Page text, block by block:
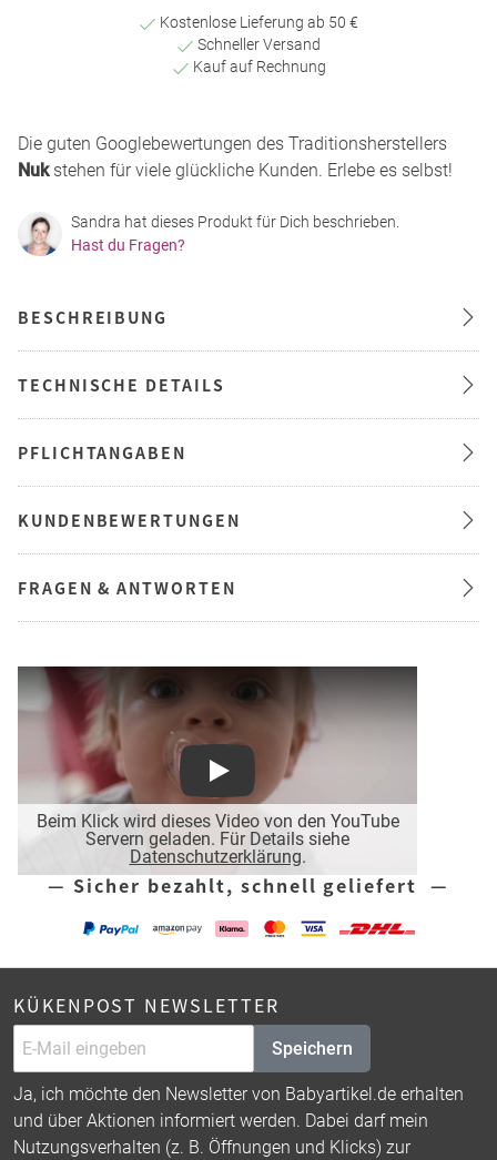
Kostenlose Lieferung ab 50 €
Schneller Versand
Kauf auf Rechnung
Die guten Googlebewertungen des Traditionsherstellers
Nukstehen für viele glückliche Kunden. Erlebe es selbst!
Sandra hat dieses Produkt für Dich beschrieben.
Hast du Fragen?
BESCHREIBUNG
TECHNISCHE DETAILS
PFLICHTANGABEN
KUNDENBEWERTUNGEN
FRAGEN & ANTWORTEN
Beim Klick wird dieses Video von den YouTube
Servern geladen. Für Details siehe
Datenschutzerklärung.
Play
— Sicher bezahlt, schnell geliefert —
KÜKENPOST NEWSLETTER
Speichern
Ja, ich möchte den Newsletter von Babyartikel.de erhalten
und über Aktionen informiert werden. Dabei darf mein
Nutzungsverhalten (z. B. Öffnungen und Klicks) zur